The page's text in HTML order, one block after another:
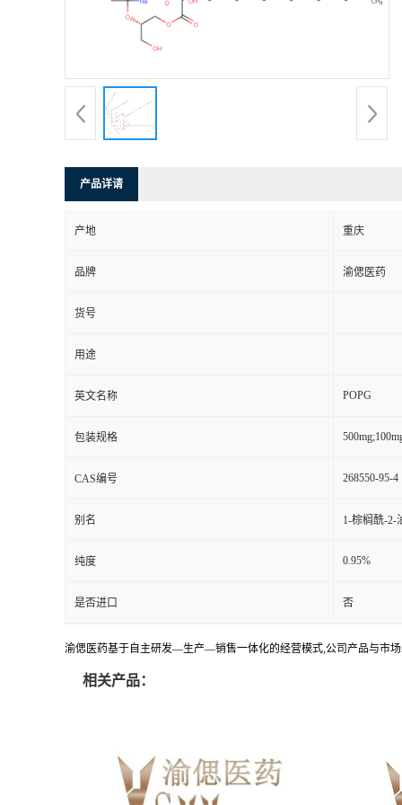
产品详请
产地 重庆
品牌 渝偲医药
货号
用途
英文名称 POPG
包装规格
CAS编号 268550-95-4
别名 1-棕榈酰-2-
纯度 0.95%
是否进口 否
渝偲医药基于自主研发—生产—销售一体化的经营模式,公司产品与市
相关产品：